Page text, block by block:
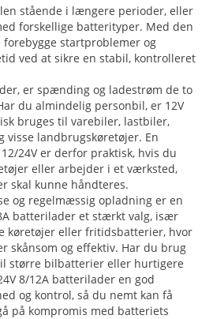
stående i længere perioder, eller
forskellige batterityper. Med den
startproblemer og
ved at sikre en stabil, kontrolleret
er spænding og ladestrøm de to
du almindelig personbil, er 12V
bruges til varebiler, lastbiler,
visse landbrugskøretøjer. En
24V er derfor praktisk, hvis du
eller arbejder i et værksted,
skal kunne håndteres.
og regelmæssig opladning er en
batterilader et stærkt valg, især
køretøjer eller fritidsbatterier, hvor
skånsom og effektiv. Har du brug
større bilbatterier eller hurtigere
8/12A batterilader en god
og kontrol, så du nemt kan få
på kompromis med batteriets